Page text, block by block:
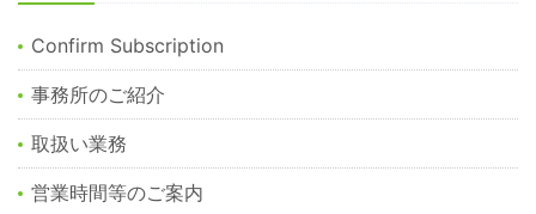
Confirm Subscription
事務所のご紹介
取扱い業務
営業時間等のご案内